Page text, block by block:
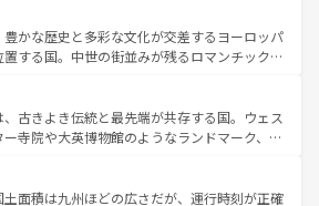
によって風土や気候が異なるスペインはその個
性で訪れる人を魅了する。 なお、新着のスペイン情報は コ
覧を参照してほしい。
魅力が詰まっている。華麗な宮殿、歴史的な大
いビーチ、そして豊かな自然が、訪れる者を心
る。また、フランスは美食の国としても知ら
パンの発祥地であるランス、プロヴァンスの
ベンダー畑など、多彩な楽しみ方が可能だ。さ
以外の地域にも魅力が溢れており、どの街角に
足を運ぶとそれぞれで全く異なる文化を体験で
きるだろう。 なお、新着のフランス情報はコンテンツ一覧
豊かな歴史と多彩な文化が交差するヨーロッパ
置する国。中世の街並みが残るロマンチック街
国は、どこを歩いても飽きることがない。ベ
化的活気、バイエルン州のアルプスの絶景、そ
川沿いのワイン畑といった風景は必見。ビール
人にはぜひ体験してほしい。 なお、新着の
はコンテンツ一覧を参照してほしい。
、古きよき伝統と最先端が共存する国。ウェス
ー寺院や大英博物館のようなランドマーク、歴
異なる魅力がある。また、優雅なアフタヌーン
ール好きにはたまらない英国パブ、サッカー観
土面積は九州ほどの広さだが、運行時刻が正確